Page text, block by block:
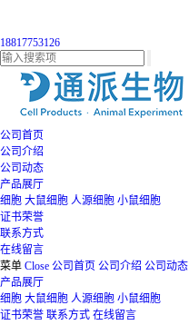
18817753126
公司首页
公司介绍
公司动态
产品展厅
细胞 大鼠细胞 人源细胞 小鼠细胞
证书荣誉
联系方式
在线留言
菜单 Close 公司首页 公司介绍 公司动态
产品展厅
细胞 大鼠细胞 人源细胞 小鼠细胞
证书荣誉 联系方式 在线留言